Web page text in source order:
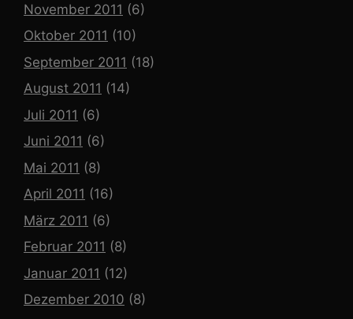
November 2011 (6)
Oktober 2011 (10)
September 2011 (18)
August 2011 (14)
Juli 2011 (6)
Juni 2011 (6)
Mai 2011 (8)
April 2011 (16)
März 2011 (6)
Februar 2011 (8)
Januar 2011 (12)
Dezember 2010 (8)